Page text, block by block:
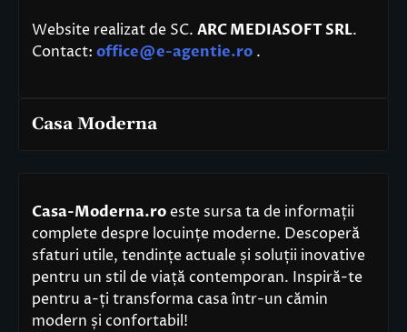
Website realizat de SC. ARC MEDIASOFT SRL.
Contact: office@e-agentie.ro .
Casa Moderna
Casa-Moderna.roeste sursa ta de informații
complete despre locuințe moderne. Descoperă
sfaturi utile, tendințe actuale și soluții inovative
pentru un stil de viață contemporan. Inspiră-te
pentru a-ți transforma casa într-un cămin
modern și confortabil!